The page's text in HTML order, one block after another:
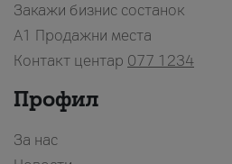
Закажи бизнис состанок
A1 Продажни места
Контакт центар 077 1234
Профил
За нас